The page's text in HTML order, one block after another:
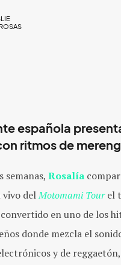
española
ritmos de
semanas, Rosalía
vivo delMotomami Tourel
convertido en uno de los
donde mezcla el
y de